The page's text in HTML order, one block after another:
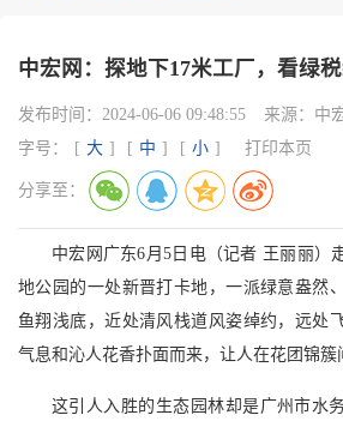
中宏网：探地下17米工厂，看绿
发布时间： 2024-06-06 09:48:55 来源： 中
字号：
[ 大 ] [ 中 ] [ 小 ] 打印本页
分享至：
中宏网广东6月5日电（记者 王丽丽）
地公园的一处新晋打卡地，一派绿意盎然
鱼翔浅底，近处清风栈道风姿绰约，远处
气息和沁人花香扑面而来，让人在花团锦簇
这引人入胜的生态园林却是广州市水